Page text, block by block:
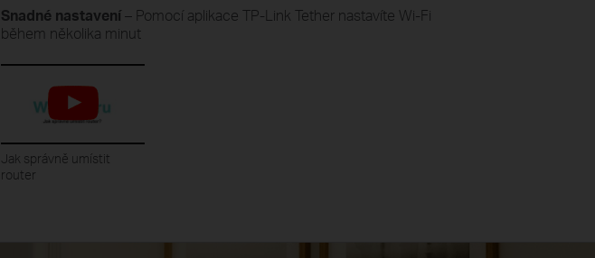
Snadné nastavení– Pomocí aplikace TP-Link Tether nastavíte Wi-Fi
během několika minut
Jak správně umístit
router